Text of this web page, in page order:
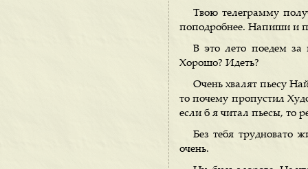
Твою телеграмму
поподробнее. Напиши и
В это лето поедем
Хорошо? Идеть?
Очень хвалят пьесу
то почему пропустил
если б я читал пьесы, то
Без тебя трудновато
очень.